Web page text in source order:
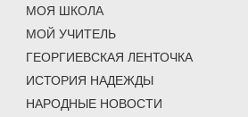
МОЯ ШКОЛА
МОЙ УЧИТЕЛЬ
ГЕОРГИЕВСКАЯ ЛЕНТОЧКА
ИСТОРИЯ НАДЕЖДЫ
НАРОДНЫЕ НОВОСТИ